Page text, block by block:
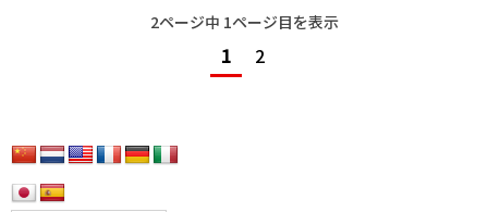
2ページ中 1ページ目を表示
1 2